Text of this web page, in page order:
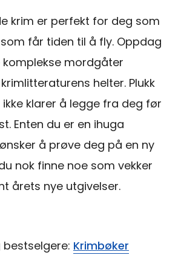
krim er perfekt for deg som
får tiden til å fly. Oppdag
komplekse mordgåter
helter. Plukk
klarer å legge fra deg før
Enten du er en ihuga
å prøve deg på en ny
nok finne noe som vekker
årets nye utgivelser.
bestselgere: Krimbøker